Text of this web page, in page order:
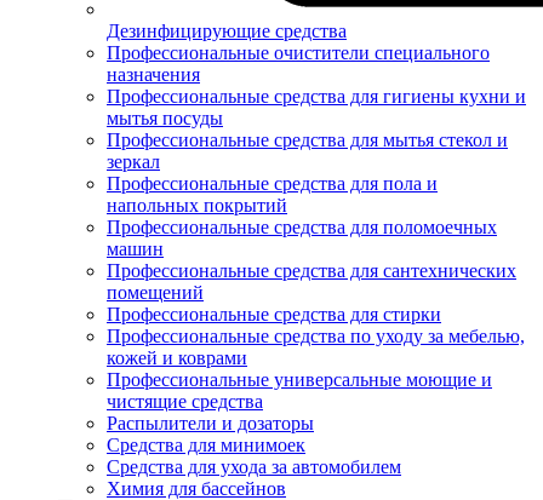
Дезинфицирующие средства
Профессиональные очистители специального
назначения
Профессиональные средства для гигиены кухни и
мытья посуды
Профессиональные средства для мытья стекол и
зеркал
Профессиональные средства для пола и
напольных покрытий
Профессиональные средства для поломоечных
машин
Профессиональные средства для сантехнических
помещений
Профессиональные средства для стирки
Профессиональные средства по уходу за мебелью,
кожей и коврами
Профессиональные универсальные моющие и
чистящие средства
Распылители и дозаторы
Средства для минимоек
Средства для ухода за автомобилем
Химия для бассейнов